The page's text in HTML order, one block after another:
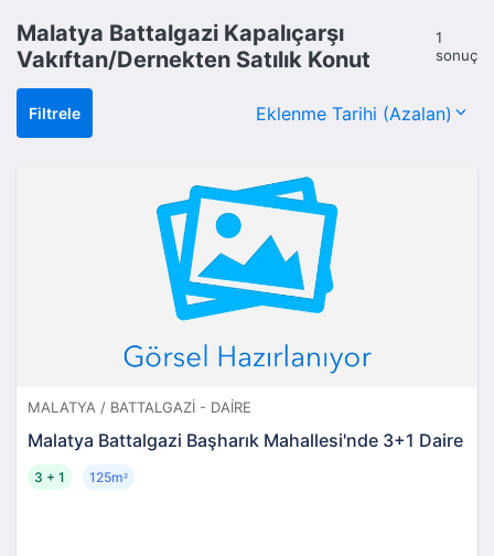
Malatya Battalgazi Kapalıçarşı
Vakıftan/Dernekten Satılık Konut
1
sonuç
Filtrele
MALATYA / BATTALGAZI - DAIRE
Malatya Battalgazi Başharık Mahallesi'nde 3+1 Daire
3 + 1 125m²